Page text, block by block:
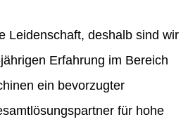
Leidenschaft, deshalb sind wir
Erfahrung im Bereich
ein bevorzugter
für hohe